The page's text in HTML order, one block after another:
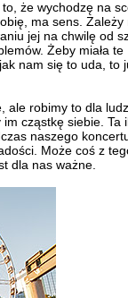
że wychodzę na
ma sens. Zależy
jej na chwilę od
Żeby miała
nam się to uda, to
ale robimy to dla
cząstkę siebie. Ta
naszego
Może coś z
dla nas ważne.